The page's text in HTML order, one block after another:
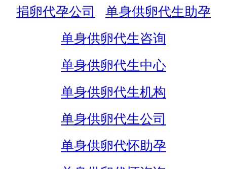
捐卵代孕公司
单身供卵代生助孕
单身供卵代生咨询
单身供卵代生中心
单身供卵代生机构
单身供卵代生公司
单身供卵代怀助孕